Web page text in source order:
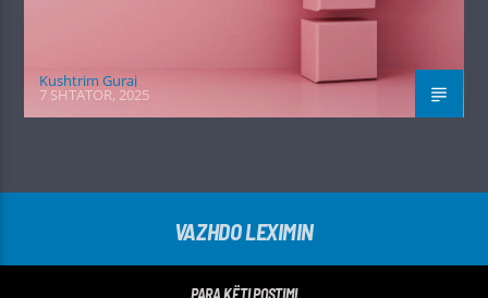
Kushtrim Guraj
7 SHTATOR, 2025
VAZHDO LEXIMIN
PARA KËTI POSTIMI